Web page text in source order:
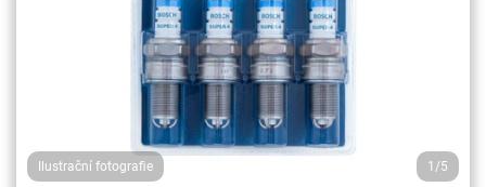
Ilustrační fotografie 1/5